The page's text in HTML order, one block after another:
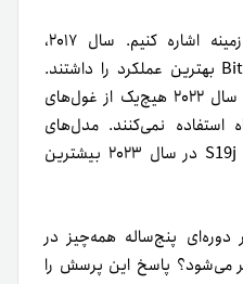
بد نیست به مثالی در این زمینه اشاره کنیم. سال ۲۰۱۷،
دستگاه‌های ماینینگ Bitmain S9 بهترین عملکرد را داشتند.
این در حالی است که در پایان سال ۲۰۲۲ هیچ‌یک از غول‌های
استفاده نمی‌کنند. مدل‌های
جدیدی مانند S19 XP و S19j Pro در سال ۲۰۲۳ بیشترین
پنج‌ساله همه‌چیز در
می‌شود؟ پاسخ این پرسش را